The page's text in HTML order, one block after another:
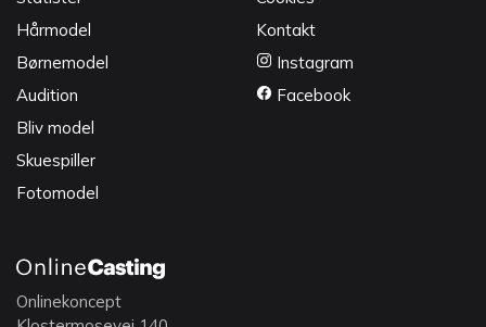
Hårmodel
Børnemodel
Audition
Bliv model
Skuespiller
Fotomodel
Kontakt
Instagram
Facebook
Onlinekoncept